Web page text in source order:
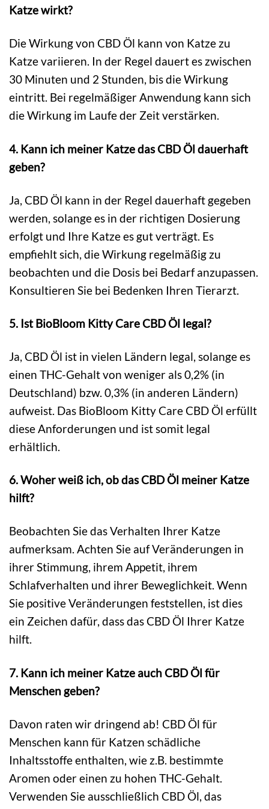
Katze wirkt?
Die Wirkung von CBD Öl kann von Katze zu
Katze variieren. In der Regel dauert es zwischen
30 Minuten und 2 Stunden, bis die Wirkung
eintritt. Bei regelmäßiger Anwendung kann sich
die Wirkung im Laufe der Zeit verstärken.
4. Kann ich meiner Katze das CBD Öl dauerhaft
geben?
Ja, CBD Öl kann in der Regel dauerhaft gegeben
werden, solange es in der richtigen Dosierung
erfolgt und Ihre Katze es gut verträgt. Es
empfiehlt sich, die Wirkung regelmäßig zu
beobachten und die Dosis bei Bedarf anzupassen.
Konsultieren Sie bei Bedenken Ihren Tierarzt.
5. Ist BioBloom Kitty Care CBD Öl legal?
Ja, CBD Öl ist in vielen Ländern legal, solange es
einen THC-Gehalt von weniger als 0,2% (in
Deutschland) bzw. 0,3% (in anderen Ländern)
aufweist. Das BioBloom Kitty Care CBD Öl erfüllt
diese Anforderungen und ist somit legal
erhältlich.
6. Woher weiß ich, ob das CBD Öl meiner Katze
hilft?
Beobachten Sie das Verhalten Ihrer Katze
aufmerksam. Achten Sie auf Veränderungen in
ihrer Stimmung, ihrem Appetit, ihrem
Schlafverhalten und ihrer Beweglichkeit. Wenn
Sie positive Veränderungen feststellen, ist dies
ein Zeichen dafür, dass das CBD Öl Ihrer Katze
hilft.
7. Kann ich meiner Katze auch CBD Öl für
Menschen geben?
Davon raten wir dringend ab! CBD Öl für
Menschen kann für Katzen schädliche
Inhaltsstoffe enthalten, wie z.B. bestimmte
Aromen oder einen zu hohen THC-Gehalt.
Verwenden Sie ausschließlich CBD Öl, das